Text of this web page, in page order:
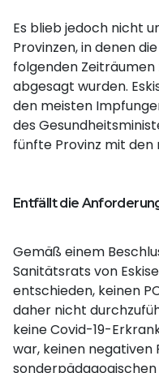
Es blieb jedoch nicht
Provinzen, in denen
folgenden Zeiträumen
abgesagt wurden.
den meisten
des
fünfte Provinz mit
Entfällt die
Gemäß einem
Sanitätsrats von
entschieden, keinen
daher nicht
keine Covid-19-
war, keinen negativen